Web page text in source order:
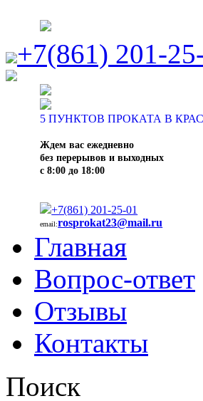
+7(861) 201-
5 ПУНКТОВ ПРОКАТА В
Ждем вас ежедневно
без перерывов и выходных
с 8:00 до 18:00
+7(861) 201-25-01
email:rosprokat23@mail.ru
Главная
Вопрос-ответ
Отзывы
Контакты
Поиск